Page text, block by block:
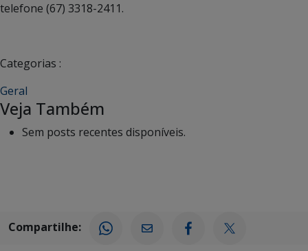
telefone (67) 3318-2411.
Categorias :
Geral
Veja Também
Sem posts recentes disponíveis.
Compartilhe: